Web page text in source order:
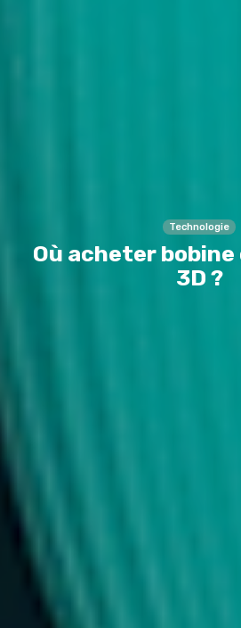
Technologie
Où acheter
3D ?